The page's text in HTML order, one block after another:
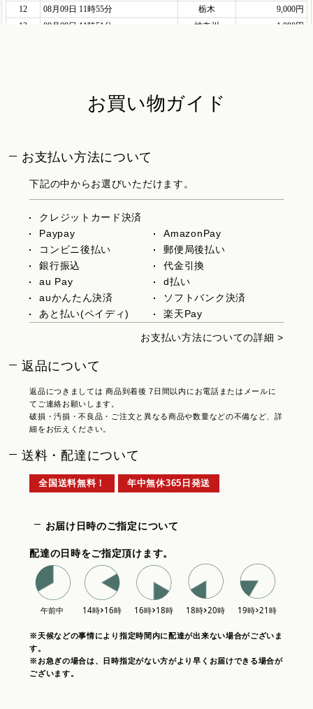
お買い物ガイド
お支払い方法について
下記の中からお選びいただけます。
クレジットカード決済
Paypay
AmazonPay
コンビニ後払い
郵便局後払い
銀行振込
代金引換
au Pay
d払い
auかんたん決済
ソフトバンク決済
あと払い(ペイディ)
楽天Pay
お支払い方法についての詳細 >
返品について
返品につきましては 商品到着後 7日間以内にお電話またはメールに
てご連絡お願いします。
破損・汚損・不良品・ご注文と異なる商品や数量などの不備など、詳
細をお伝えください。
送料・配達について
全国送料無料！ 年中無休365日発送
お届け日時のご指定について
配達の日時をご指定頂けます。
※天候などの事情により指定時間内に配達が出来ない場合がございま
す。
※お急ぎの場合は、日時指定がない方がより早くお届けできる場合が
ございます。